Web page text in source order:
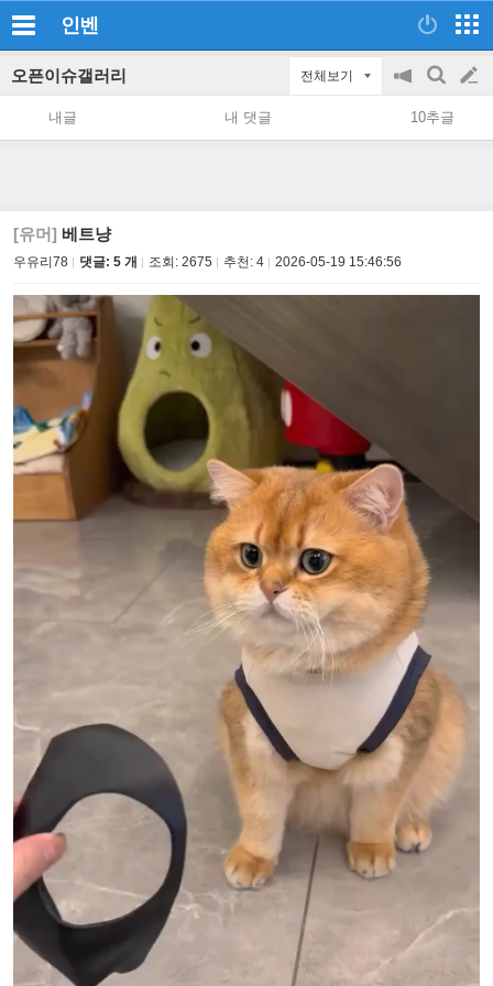
인벤
오픈이슈갤러리 전체보기
공
지
on/off
검
색
글
쓰
내글 내 댓글 10추글
[유머] 베트냥
우유리78 댓글: 5 개 조회: 2675 추천: 4 2026-05-19 15:46:56